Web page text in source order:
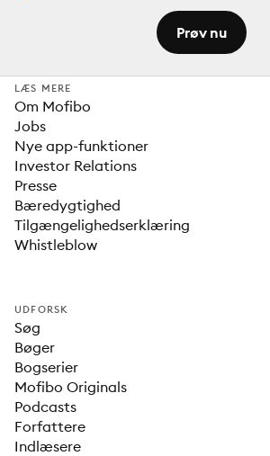
Prøv nu
LÆS MERE
Om Mofibo
Jobs
Nye app-funktioner
Investor Relations
Presse
Bæredygtighed
Tilgængelighedserklæring
Whistleblow
UDFORSK
Søg
Bøger
Bogserier
Mofibo Originals
Podcasts
Forfattere
Indlæsere